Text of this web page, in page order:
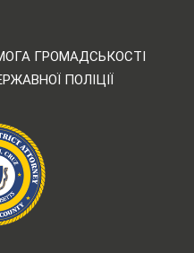
ГРОМАДСЬКОСТІ
ПОЛІЦІЇ